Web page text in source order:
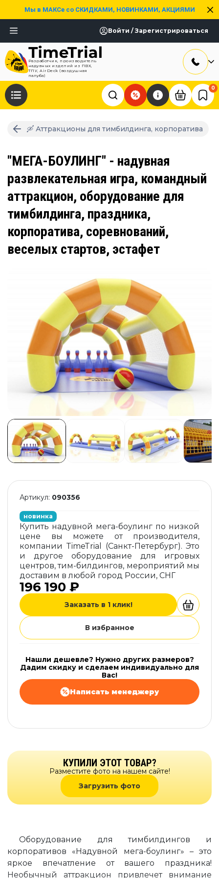
Мы в МАКСе со СКИДКАМИ, НОВИНКАМИ, АКЦИЯМИ
Войти / Зарегистрироваться
Разработчик, производитель
надувных изделий из ПВХ,
ТПУ, AirDeck (воздушная
палуба)
0
🛶 Аттракционы для тимбилдинга, корпоратива
"МЕГА-БОУЛИНГ" - надувная
развлекательная игра, командный
аттракцион, оборудование для
тимбилдинга, праздника,
корпоратива, соревнований,
веселых стартов, эстафет
Артикул: 090356
новинка
Купить надувной мега-боулинг по низкой
цене вы можете от производителя,
компании TimeTrial (Санкт-Петербург). Это
и другое оборудование для игровых
центров, тим-билдингов, мероприятий мы
доставим в любой город России, СНГ
196 190 ₽
Заказать в 1 клик!
В избранное
Нашли дешевле? Нужно других размеров?
Дадим скидку и сделаем индивидуально для
Вас!
Написать менеджеру
КУПИЛИ ЭТОТ ТОВАР?
Разместите фото на нашем сайте!
Загрузить фото
Оборудование для тимбилдингов и
корпоративов «Надувной мега-боулинг» – это
яркое впечатление от вашего праздника!
Необычный аттракцион привлечет внимание